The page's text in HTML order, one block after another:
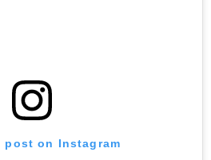
post on Instagram